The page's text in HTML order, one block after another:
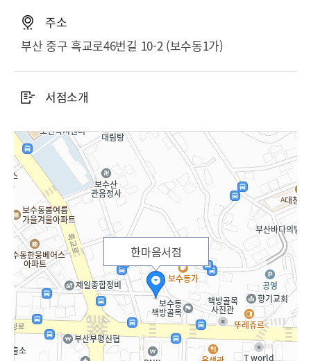
주소
부산 중구 흑교로46번길 10-2 (보수동1가)
서점소개
한마음서점